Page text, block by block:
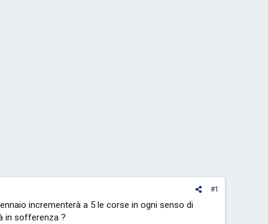
#1
incrementerà a 5 le corse in ogni senso di
in sofferenza ?